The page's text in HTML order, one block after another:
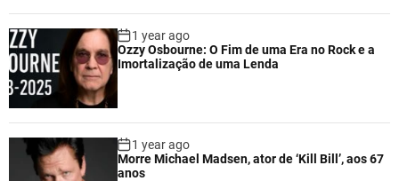
1 year ago
Ozzy Osbourne: O Fim de uma Era no Rock e a
Imortalização de uma Lenda
1 year ago
Morre Michael Madsen, ator de ‘Kill Bill’, aos 67
anos